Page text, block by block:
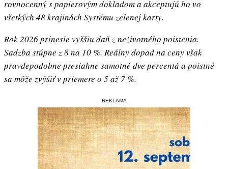
rovnocenný s papierovým dokladom a akceptujú ho vo
všetkých 48 krajinách Systému zelenej karty.
Rok 2026 prinesie vyššiu daň z neživotného poistenia.
Sadzba stúpne z 8 na 10 %. Reálny dopad na ceny však
pravdepodobne presiahne samotné dve percentá a poistné
sa môže zvýšiť v priemere o 5 až 7 %.
REKLAMA